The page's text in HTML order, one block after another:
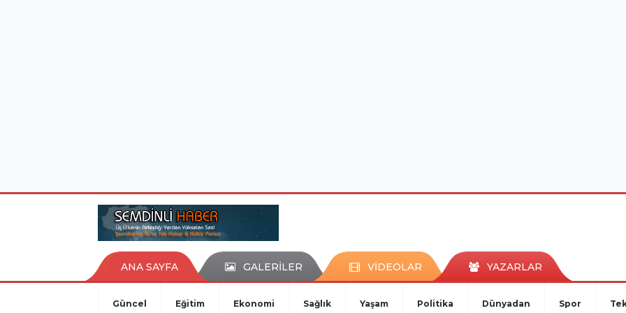
ANA SAYFA GALERİLER VİDEOLAR YAZARLAR
Güncel Eğitim Ekonomi Sağlık Yaşam Politika Dünyadan Spor